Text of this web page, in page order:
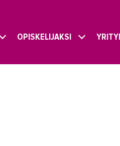
OPISKELIJAKSI